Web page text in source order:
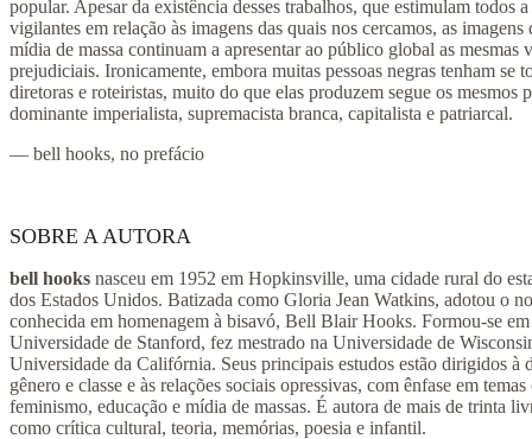
popular. Apesar da existência desses trabalhos, que estimulam todos
vigilantes em relação às imagens das quais nos cercamos, as
mídia de massa continuam a apresentar ao público global as mesmas
prejudiciais. Ironicamente, embora muitas pessoas negras tenham se
diretoras e roteiristas, muito do que elas produzem segue os mesmos
dominante imperialista, supremacista branca, capitalista e patriarcal.
— bell hooks, no prefácio
SOBRE A AUTORA
bell hooks nasceu em 1952 em Hopkinsville, uma cidade rural do
dos Estados Unidos. Batizada como Gloria Jean Watkins, adotou o
conhecida em homenagem à bisavó, Bell Blair Hooks. Formou-se
Universidade de Stanford, fez mestrado na Universidade de
Universidade da Califórnia. Seus principais estudos estão dirigidos à
gênero e classe e às relações sociais opressivas, com ênfase em
feminismo, educação e mídia de massas. É autora de mais de trinta
como crítica cultural, teoria, memórias, poesia e infantil.